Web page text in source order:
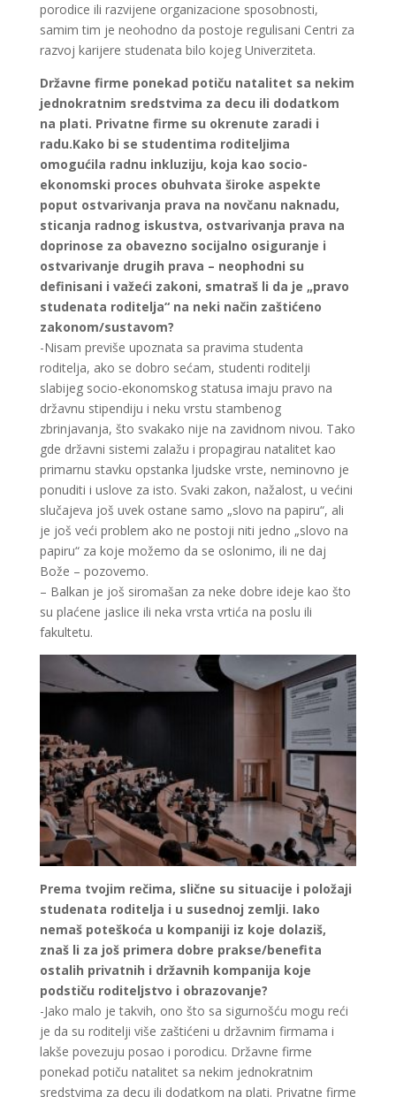
porodice ili razvijene organizacione sposobnosti,
samim tim je neohodno da postoje regulisani Centri za
razvoj karijere studenata bilo kojeg Univerziteta.
Državne firme ponekad potiču natalitet sa nekim
jednokratnim sredstvima za decu ili dodatkom
na plati. Privatne firme su okrenute zaradi i
radu.Kako bi se studentima roditeljima
omogućila radnu inkluziju, koja kao socio-
ekonomski proces obuhvata široke aspekte
poput ostvarivanja prava na novčanu naknadu,
sticanja radnog iskustva, ostvarivanja prava na
doprinose za obavezno socijalno osiguranje i
ostvarivanje drugih prava – neophodni su
definisani i važeći zakoni, smatraš li da je „pravo
studenata roditelja“ na neki način zaštićeno
zakonom/sustavom?
-Nisam previše upoznata sa pravima studenta
roditelja, ako se dobro sećam, studenti roditelji
slabijeg socio-ekonomskog statusa imaju pravo na
državnu stipendiju i neku vrstu stambenog
zbrinjavanja, što svakako nije na zavidnom nivou. Tako
gde državni sistemi zalažu i propagirau natalitet kao
primarnu stavku opstanka ljudske vrste, neminovno je
ponuditi i uslove za isto. Svaki zakon, nažalost, u većini
slučajeva još uvek ostane samo „slovo na papiru“, ali
je još veći problem ako ne postoji niti jedno „slovo na
papiru“ za koje možemo da se oslonimo, ili ne daj
Bože – pozovemo.
– Balkan je još siromašan za neke dobre ideje kao što
su plaćene jaslice ili neka vrsta vrtića na poslu ili
fakultetu.
Prema tvojim rečima, slične su situacije i položaji
studenata roditelja i u susednoj zemlji. Iako
nemaš poteškoća u kompaniji iz koje dolaziš,
znaš li za još primera dobre prakse/benefita
ostalih privatnih i državnih kompanija koje
podstiču roditeljstvo i obrazovanje?
-Jako malo je takvih, ono što sa sigurnošću mogu reći
je da su roditelji više zaštićeni u državnim firmama i
lakše povezuju posao i porodicu. Državne firme
ponekad potiču natalitet sa nekim jednokratnim
sredstvima za decu ili dodatkom na plati. Privatne firme